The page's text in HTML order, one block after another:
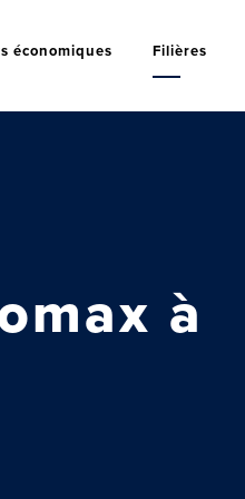
économiques Filières
à